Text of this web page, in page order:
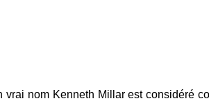
vrai nom Kenneth Millar est considéré